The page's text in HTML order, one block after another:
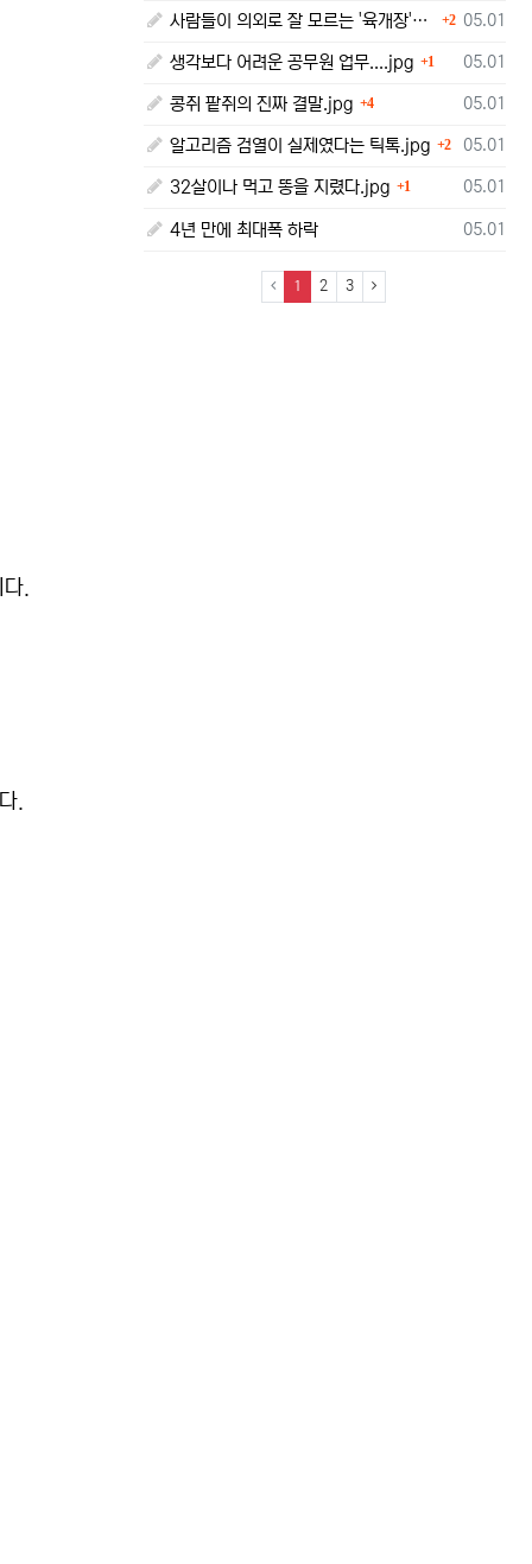
.
.
등록일
05.01
사람들이 의외로 잘 모르는 '육개장'의 뜻.jpg 2댓글
등록일
05.01
생각보다 어려운 공무원 업무....jpg 1
등록일
05.01
콩쥐 팥쥐의 진짜 결말.jpg 4댓글
등록일
05.01
알고리즘 검열이 실제였다는 틱톡.jpg 2댓글
등록일
05.01
32살이나 먹고 똥을 지렸다.jpg 1댓글
등록일
05.01
4년 만에 최대폭 하락
1 (current)
2 3